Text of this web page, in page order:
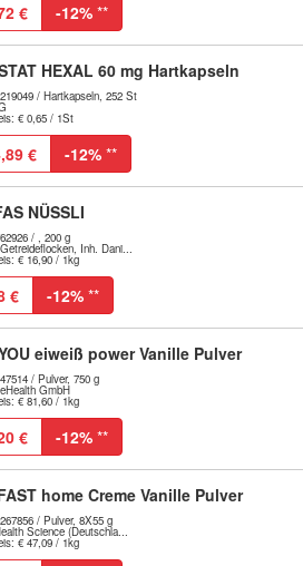
€ -12% **
HEXAL 60 mg Hartkapseln
/ Hartkapseln, 252 St
€ 0,65 / 1St
€ -12% **
NÜSSLI
/ , 200 g
Inh. Dani...
€ 16,90 / 1kg
€ -12% **
eiweiß power Vanille Pulver
/ Pulver, 750 g
GmbH
€ 81,60 / 1kg
€ -12% **
home Creme Vanille Pulver
/ Pulver, 8X55 g
Science (Deutschla...
€ 47,09 / 1kg